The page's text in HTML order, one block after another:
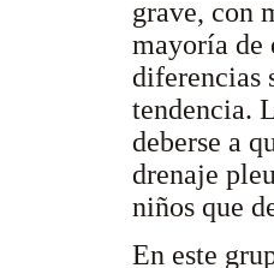
grave, con
mayoría de
diferencias
tendencia.
deberse a
drenaje
niños que
En este